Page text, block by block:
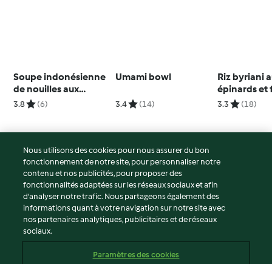
Soupe indonésienne
de nouilles aux
boulettes de viande
3.8 (6)
Umami bowl
3.4 (14)
Riz byriani
épinards et
3.3 (18)
© Copyright 2026
Conditions d'utilisation
Politique de confidentialité
Non-responsabilité
Mentions légales
Nous utilisons des cookies pour nous assurer du bon
fonctionnement de notre site, pour personnaliser notre
contenu et nos publicités, pour proposer des
fonctionnalités adaptées sur les réseaux sociaux et afin
d’analyser notre trafic. Nous partageons également des
informations quant à votre navigation sur notre site avec
nos partenaires analytiques, publicitaires et de réseaux
sociaux.
Paramètres des cookies